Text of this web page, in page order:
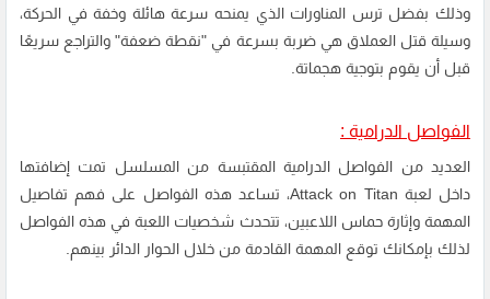
وذلك بفضل ترس المناورات الذي يمنحه سرعة هائلة وخفة في الحركة،
وسيلة قتل العملاق هي ضربة بسرعة في "نقطة ضعفة" والتراجع سريعًا
قبل أن يقوم بتوجية هجماتة.
الفواصل الدرامية :
العديد من الفواصل الدرامية المقتبسة من المسلسل تمت إضافتها
داخل لعبة Attack on Titan، تساعد هذه الفواصل على فهم تفاصيل
المهمة وإثارة حماس اللاعبين، تتحدث شخصيات اللعبة في هذه الفواصل
لذلك بإمكانك توقع المهمة القادمة من خلال الحوار الدائر بينهم.